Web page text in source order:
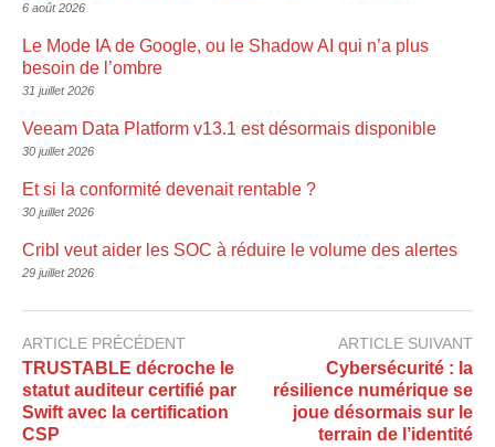
6 août 2026
Le Mode IA de Google, ou le Shadow AI qui n’a plus
besoin de l’ombre
31 juillet 2026
Veeam Data Platform v13.1 est désormais disponible
30 juillet 2026
Et si la conformité devenait rentable ?
30 juillet 2026
Cribl veut aider les SOC à réduire le volume des alertes
29 juillet 2026
ARTICLE PRÉCÉDENT
TRUSTABLE décroche le
statut auditeur certifié par
Swift avec la certification
CSP
ARTICLE SUIVANT
Cybersécurité : la
résilience numérique se
joue désormais sur le
terrain de l’identité